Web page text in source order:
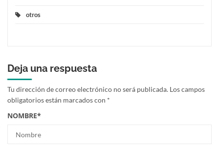
otros
Deja una respuesta
Tu dirección de correo electrónico no será publicada. Los campos
obligatorios están marcados con *
NOMBRE*